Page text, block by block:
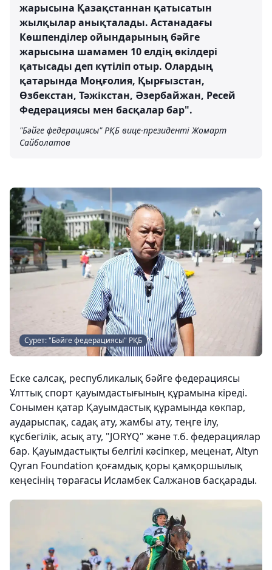
жарысына Қазақстаннан қатысатын
жылқылар анықталады. Астанадағы
Көшпенділер ойындарының бәйге
жарысына шамамен 10 елдің өкілдері
қатысады деп күтіліп отыр. Олардың
қатарында Моңғолия, Қырғызстан,
Өзбекстан, Тәжікстан, Әзербайжан, Ресей
Федерациясы мен басқалар бар".
"Бәйге федерациясы" РҚБ вице-президенті Жомарт
Сайболатов
Сурет: "Бәйге федерациясы" РҚБ
Еске салсақ, республикалық бәйге федерациясы
Ұлттық спорт қауымдастығының құрамына кіреді.
Сонымен қатар Қауымдастық құрамында көкпар,
аударыспақ, садақ ату, жамбы ату, теңге ілу,
құсбегілік, асық ату, "JORYQ" және т.б. федерациялар
бар. Қауымдастықты белгілі кәсіпкер, меценат, Altyn
Qyran Foundation қоғамдық қоры қамқоршылық
кеңесінің төрағасы Исламбек Салжанов басқарады.